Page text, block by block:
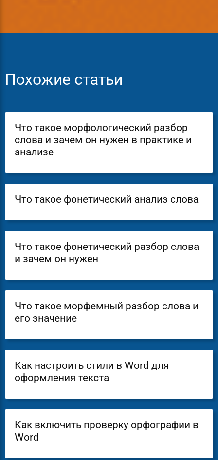
Похожие статьи
Что такое морфологический разбор
слова и зачем он нужен в практике и
анализе
Что такое фонетический анализ слова
Что такое фонетический разбор слова
и зачем он нужен
Что такое морфемный разбор слова и
его значение
Как настроить стили в Word для
оформления текста
Как включить проверку орфографии в
Word